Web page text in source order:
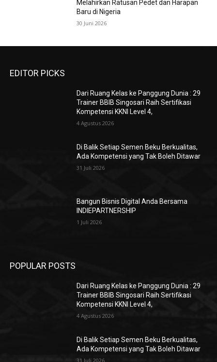
Melahirkan Ratusan Pedet dan Harapan
Baru di Nigeria
30 Juni 2026
EDITOR PICKS
Dari Ruang Kelas ke Panggung Dunia : 29
Trainer BBIB Singosari Raih Sertifikasi
Kompetensi KKNI Level 4,
4 Agustus 2026
Di Balik Setiap Semen Beku Berkualitas,
Ada Kompetensi yang Tak Boleh Ditawar
31 Juli 2026
Bangun Bisnis Digital Anda Bersama
INDIEPARTNERSHIP
1 Juli 2026
POPULAR POSTS
Dari Ruang Kelas ke Panggung Dunia : 29
Trainer BBIB Singosari Raih Sertifikasi
Kompetensi KKNI Level 4,
4 Agustus 2026
Di Balik Setiap Semen Beku Berkualitas,
Ada Kompetensi yang Tak Boleh Ditawar
31 Juli 2026